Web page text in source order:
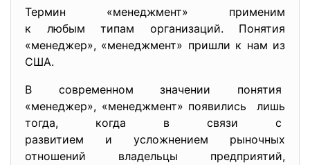
Термин «менеджмент» применим
к любым типам организаций. Понятия
«менеджер», «менеджмент» пришли к нам из
США.
В современном значении понятия
«менеджер», «менеджмент» появились лишь
тогда, когда в связи с
развитием и усложнением рыночных
отношений владельцы предприятий,